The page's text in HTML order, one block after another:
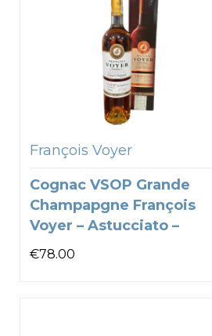
François Voyer
Cognac VSOP Grande
Champapgne François
Voyer – Astucciato –
€78.00